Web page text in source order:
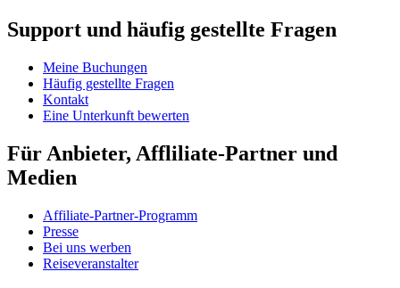
Support und häufig gestellte Fragen
Meine Buchungen
Häufig gestellte Fragen
Kontakt
Eine Unterkunft bewerten
Für Anbieter, Affliliate-Partner und
Medien
Affiliate-Partner-Programm
Presse
Bei uns werben
Reiseveranstalter